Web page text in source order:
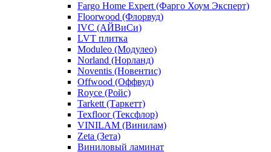
Fargo Home Expert (Фарго Хоум Эксперт)
Floorwood (Флорвуд)
IVC (АЙВиСи)
LVT плитка
Moduleo (Модулео)
Norland (Норланд)
Noventis (Новентис)
Offwood (Оффвуд)
Royce (Ройс)
Tarkett (Таркетт)
Texfloor (Тексфлор)
VINILAM (Винилам)
Zeta (Зета)
Виниловый ламинат